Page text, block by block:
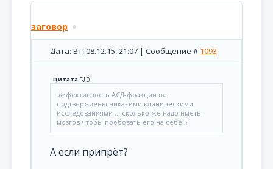
заговор
Дата: Вт, 08.12.15, 21:07 | Сообщение # 1093
Цитата DJ ()
эффективность АСД-фракции не
подтверждены никакими клиническими
исследованиями ... сколько же надо иметь
мозгов чтобы пробовать его на себе !?
А если припрёт?